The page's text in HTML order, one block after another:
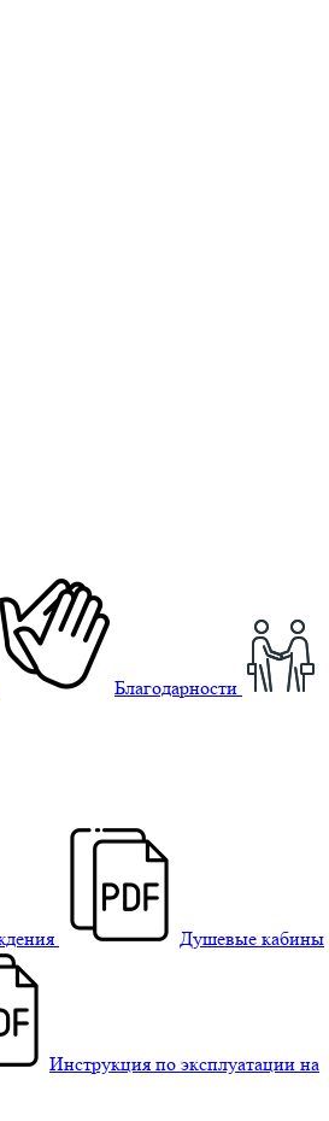
Благодарности
Душевые кабины
Инструкция по эксплуатации на